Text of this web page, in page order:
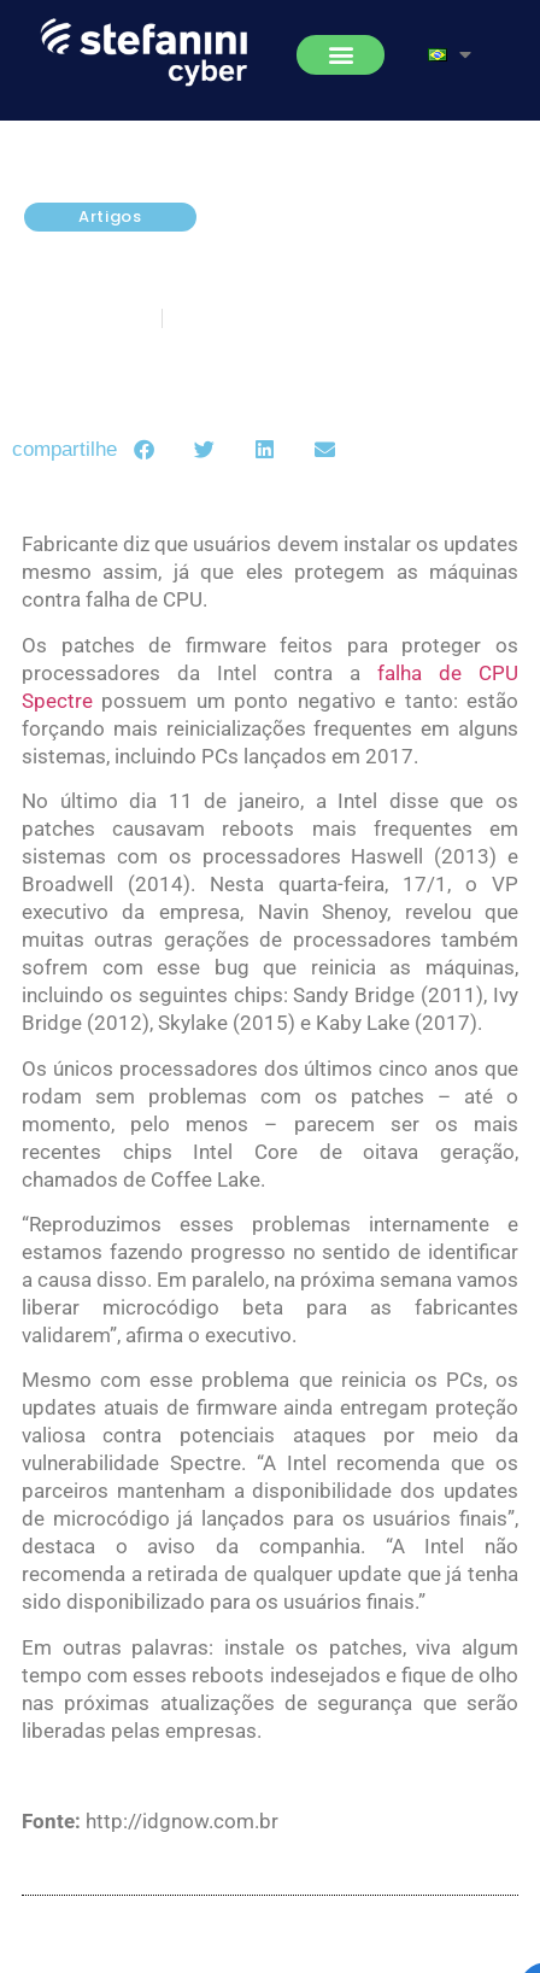
Artigos
compartilhe
Fabricante diz que usuários devem instalar os updates
mesmo assim, já que eles protegem as máquinas
contra falha de CPU.
Os patches de firmware feitos para proteger os
processadores da Intel contra afalha de CPU
Spectrepossuem um ponto negativo e tanto: estão
forçando mais reinicializações frequentes em alguns
sistemas, incluindo PCs lançados em 2017.
No último dia 11 de janeiro, a Intel disse que os
patches causavam reboots mais frequentes em
sistemas com os processadores Haswell (2013) e
Broadwell (2014). Nesta quarta-feira, 17/1, o VP
executivo da empresa, Navin Shenoy, revelou que
muitas outras gerações de processadores também
sofrem com esse bug que reinicia as máquinas,
incluindo os seguintes chips: Sandy Bridge (2011), Ivy
Bridge (2012), Skylake (2015) e Kaby Lake (2017).
Os únicos processadores dos últimos cinco anos que
rodam sem problemas com os patches – até o
momento, pelo menos – parecem ser os mais
recentes chips Intel Core de oitava geração,
chamados de Coffee Lake.
“Reproduzimos esses problemas internamente e
estamos fazendo progresso no sentido de identificar
a causa disso. Em paralelo, na próxima semana vamos
liberar microcódigo beta para as fabricantes
validarem”, afirma o executivo.
Mesmo com esse problema que reinicia os PCs, os
updates atuais de firmware ainda entregam proteção
valiosa contra potenciais ataques por meio da
vulnerabilidade Spectre. “A Intel recomenda que os
parceiros mantenham a disponibilidade dos updates
de microcódigo já lançados para os usuários finais”,
destaca o aviso da companhia. “A Intel não
recomenda a retirada de qualquer update que já tenha
sido disponibilizado para os usuários finais.”
Em outras palavras: instale os patches, viva algum
tempo com esses reboots indesejados e fique de olho
nas próximas atualizações de segurança que serão
liberadas pelas empresas.
Fonte: http://idgnow.com.br